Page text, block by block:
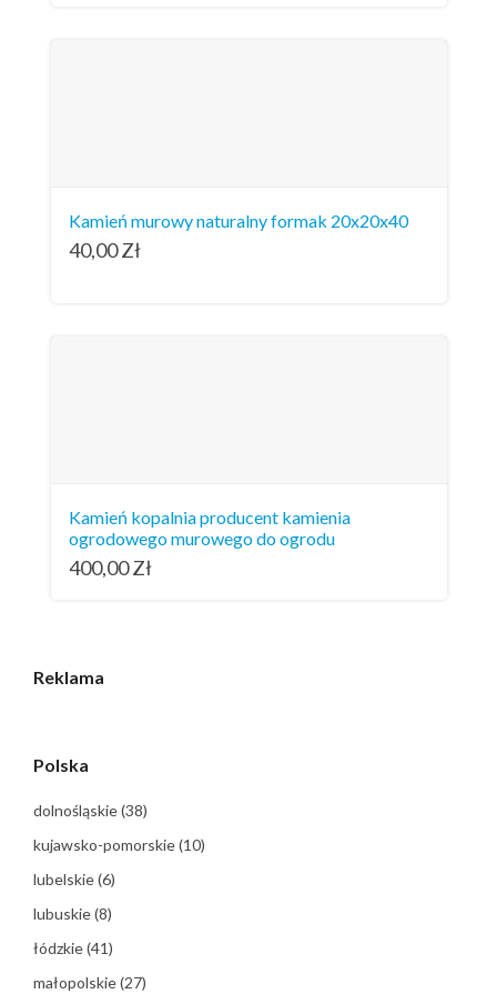
Kamień murowy naturalny formak 20x20x40
40,00Zł
Kamień kopalnia producent kamienia
ogrodowego murowego do ogrodu
400,00Zł
Reklama
Polska
dolnośląskie(38)
kujawsko-pomorskie(10)
lubelskie(6)
lubuskie(8)
łódzkie(41)
małopolskie(27)